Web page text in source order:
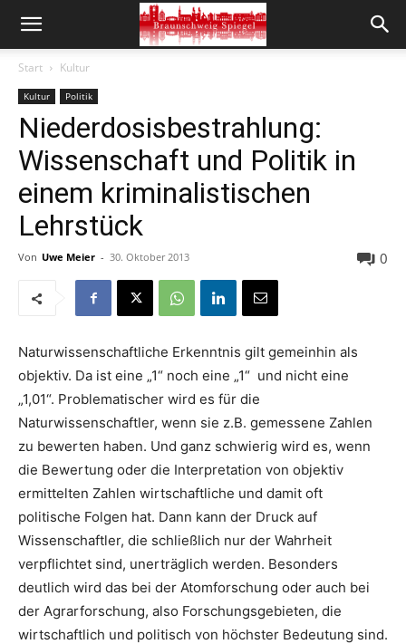
Start Kultur
Kultur Politik
Niederdosisbestrahlung:
Wissenschaft und Politik in
einem kriminalistischen
Lehrstück
Von Uwe Meier - 30. Oktober 2013 0
Naturwissenschaftliche Erkenntnis gilt gemeinhin als
objektiv. Da ist eine „1“ noch eine „1“ und nicht eine
„1,01“. Problematischer wird es für die
Naturwissenschaftler, wenn sie z.B. gemessene Zahlen
zu bewerten haben. Und ganz schwierig wird es, wenn
die Bewertung oder die Interpretation von objektiv
ermittelten Zahlen wirtschaftliche und damit oft
politische Folgen hat. Dann kann der Druck auf
Wissenschaftler, die schließlich nur der Wahrheit
verpflichtet sind, unerträglich werden. Besonders
deutlich wird das bei der Atomforschung oder auch bei
der Agrarforschung, also Forschungsgebieten, die
wirtschaftlich und politisch von höchster Bedeutung sind.